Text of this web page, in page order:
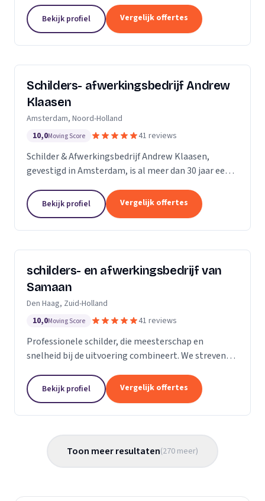
bedrijfspanden en overig onroerend goed. Het
maakt...
Bekijk profiel Vergelijk offertes
Schilders- afwerkingsbedrijf Andrew
Klaasen
Amsterdam, Noord-Holland
10,0Moving Score 41 reviews
Schilder & Afwerkingsbedrijf Andrew Klaasen,
gevestigd in Amsterdam, is al meer dan 30 jaar een
van ervaren professionals brengt kleur en leven in...
Bekijk profiel Vergelijk offertes
schilders- en afwerkingsbedrijf van
Samaan
Den Haag, Zuid-Holland
10,0Moving Score 41 reviews
Professionele schilder, die meesterschap en
snelheid bij de uitvoering combineert. We streven
flexibiliteit, onderscheidende kwaliteit en
concurrerende...
Bekijk profiel Vergelijk offertes
Toon meer resultaten(270 meer)